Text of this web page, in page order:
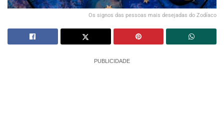
Os signos das pessoas mais desejadas do Zodíaco
PUBLICIDADE